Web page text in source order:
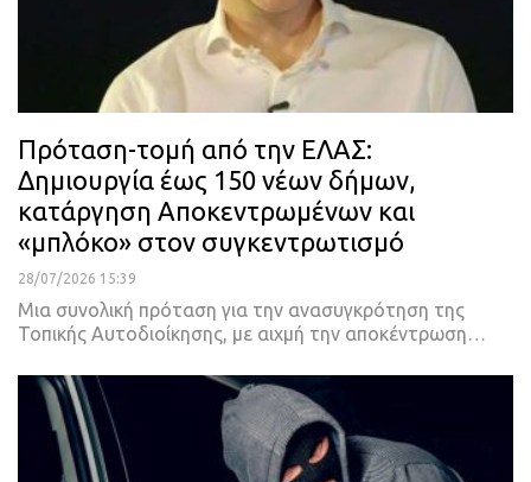
Πρόταση-τομή από την ΕΛΑΣ:
Δημιουργία έως 150 νέων δήμων,
κατάργηση Αποκεντρωμένων και
«μπλόκο» στον συγκεντρωτισμό
28/07/2026 15:39
Μια συνολική πρόταση για την ανασυγκρότηση της
Τοπικής Αυτοδιοίκησης, με αιχμή την αποκέντρωση…